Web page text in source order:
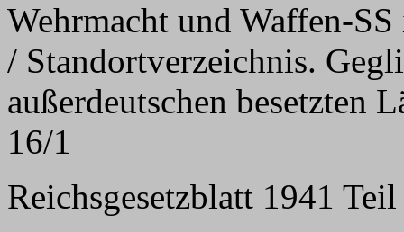
Wehrmacht und Waffen-
/ Standortverzeichnis.
außerdeutschen besetzten
16/1
Reichsgesetzblatt 1941